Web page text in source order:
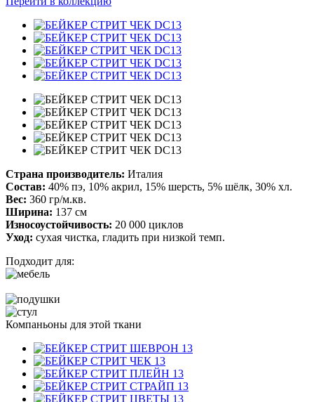
Страна производитель: Италия
Состав: 40% пэ, 10% акрил, 15% шерсть, 5% шёлк, 30% хл.
Вес: 360 гр/м.кв.
Ширина: 137 см
Износоустойчивость: 20 000 циклов
Уход: сухая чистка, гладить при низкой темп.
Подходит для:
Компаньоны для этой ткани